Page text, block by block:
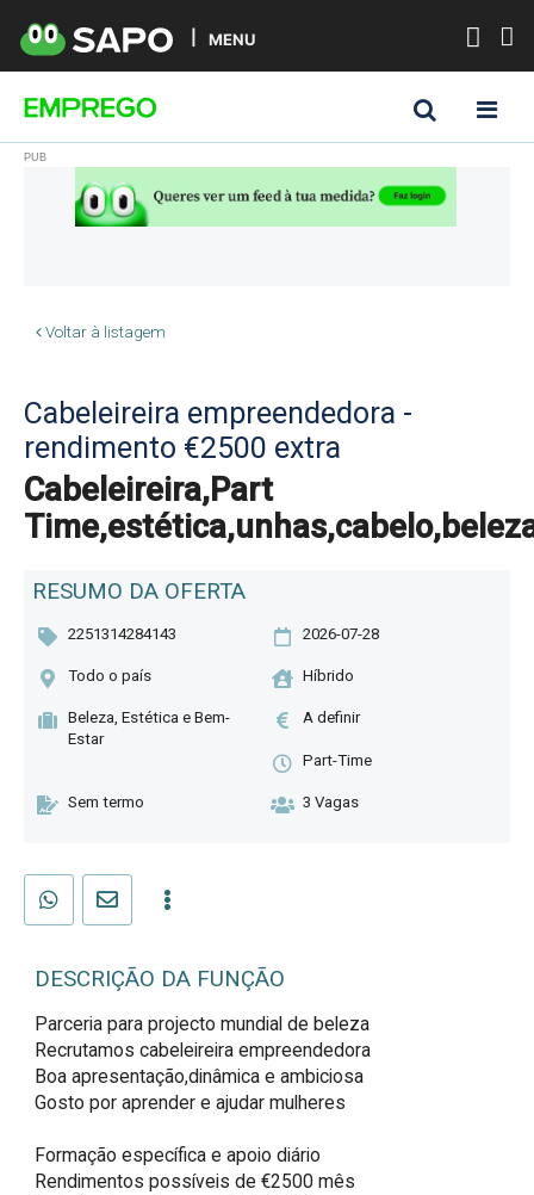
MENU
Voltar à listagem
Cabeleireira empreendedora -
rendimento €2500 extra
Cabeleireira,Part
RESUMO DA OFERTA
2251314284143 2026-07-28
Todo o país Híbrido
Beleza, Estética e Bem-
Estar
A definir
Part-Time
Sem termo 3 Vagas
DESCRIÇÃO DA FUNÇÃO
Parceria para projecto mundial de beleza
Recrutamos cabeleireira empreendedora
Boa apresentação,dinâmica e ambiciosa
Gosto por aprender e ajudar mulheres
Formação específica e apoio diário
Rendimentos possíveis de €2500 mês